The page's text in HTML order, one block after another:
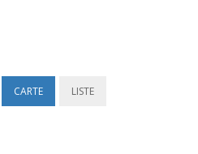
CARTE LISTE